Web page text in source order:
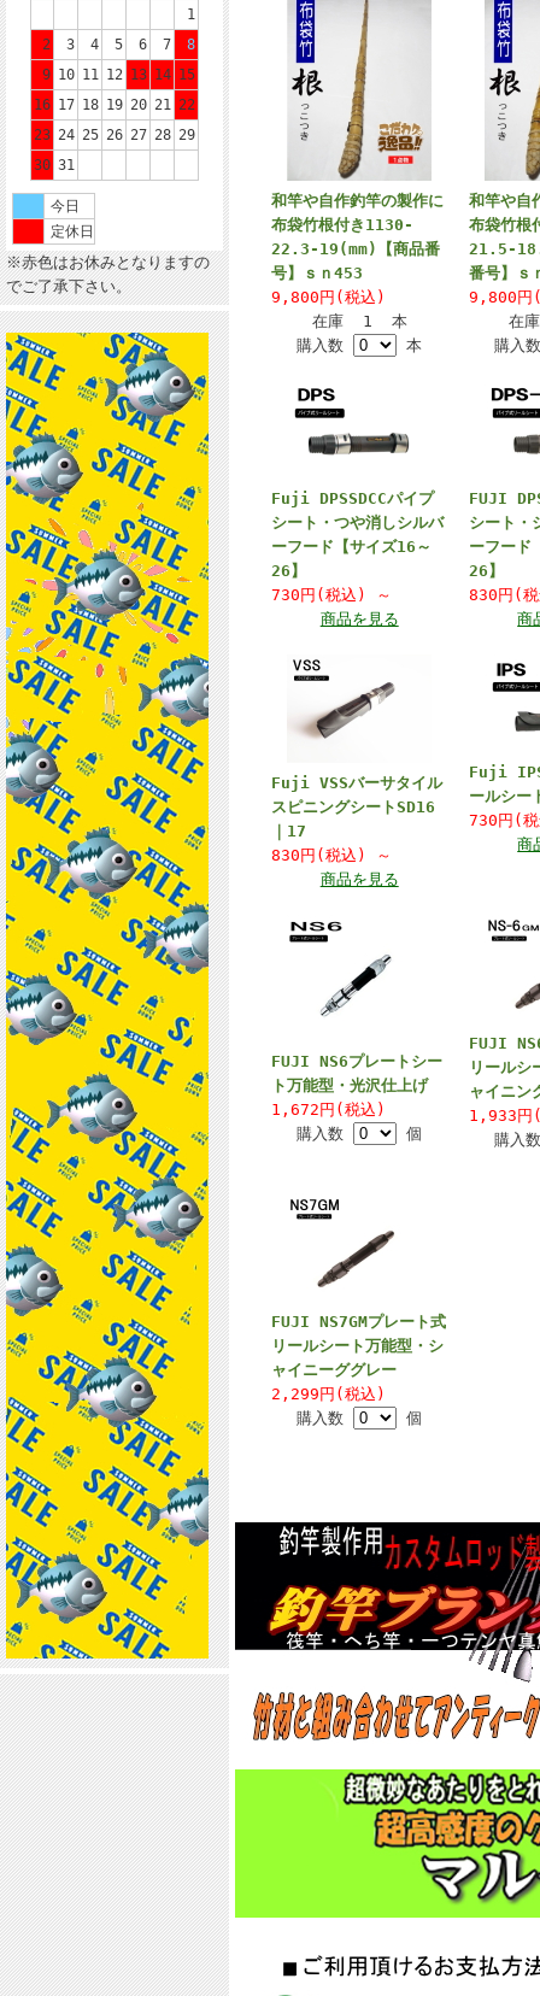
1
2
3 4 5 6 7
8
9 10 11 12 13 14 15
16 17 18 19 20 21 22
23 24 25 26 27 28 29
30 31
今日
定休日
※赤色はお休みとなりますの
でご了承下さい。
和竿や自作釣竿の製作に
布袋竹根付き1130-
22.3-19(mm)【商品番
号】ｓｎ453
9,800円(税込)
在庫 1 本
購入数
本
和竿や自
布袋竹根
21.5-
番号】ｓ
9,800円
在
購入
Fuji DPSSDCCパイプ
シート・つや消しシルバ
ーフード【サイズ16～
26】
730円(税込)
～
商品を見る
FUJI
シート・
ーフード
26】
830円(
商
Fuji VSSバーサタイル
スピニングシートSD16
｜17
830円(税込)
～
商品を見る
Fuji IPS
ールシ
730円(
商
FUJI NS6プレートシー
ト万能型・光沢仕上げ
1,672円(税込)
購入数
個
FUJI
リールシ
ャイニン
1,933円
購入
FUJI NS7GMプレート式
リールシート万能型・シ
ャイニーググレー
2,299円(税込)
購入数
個